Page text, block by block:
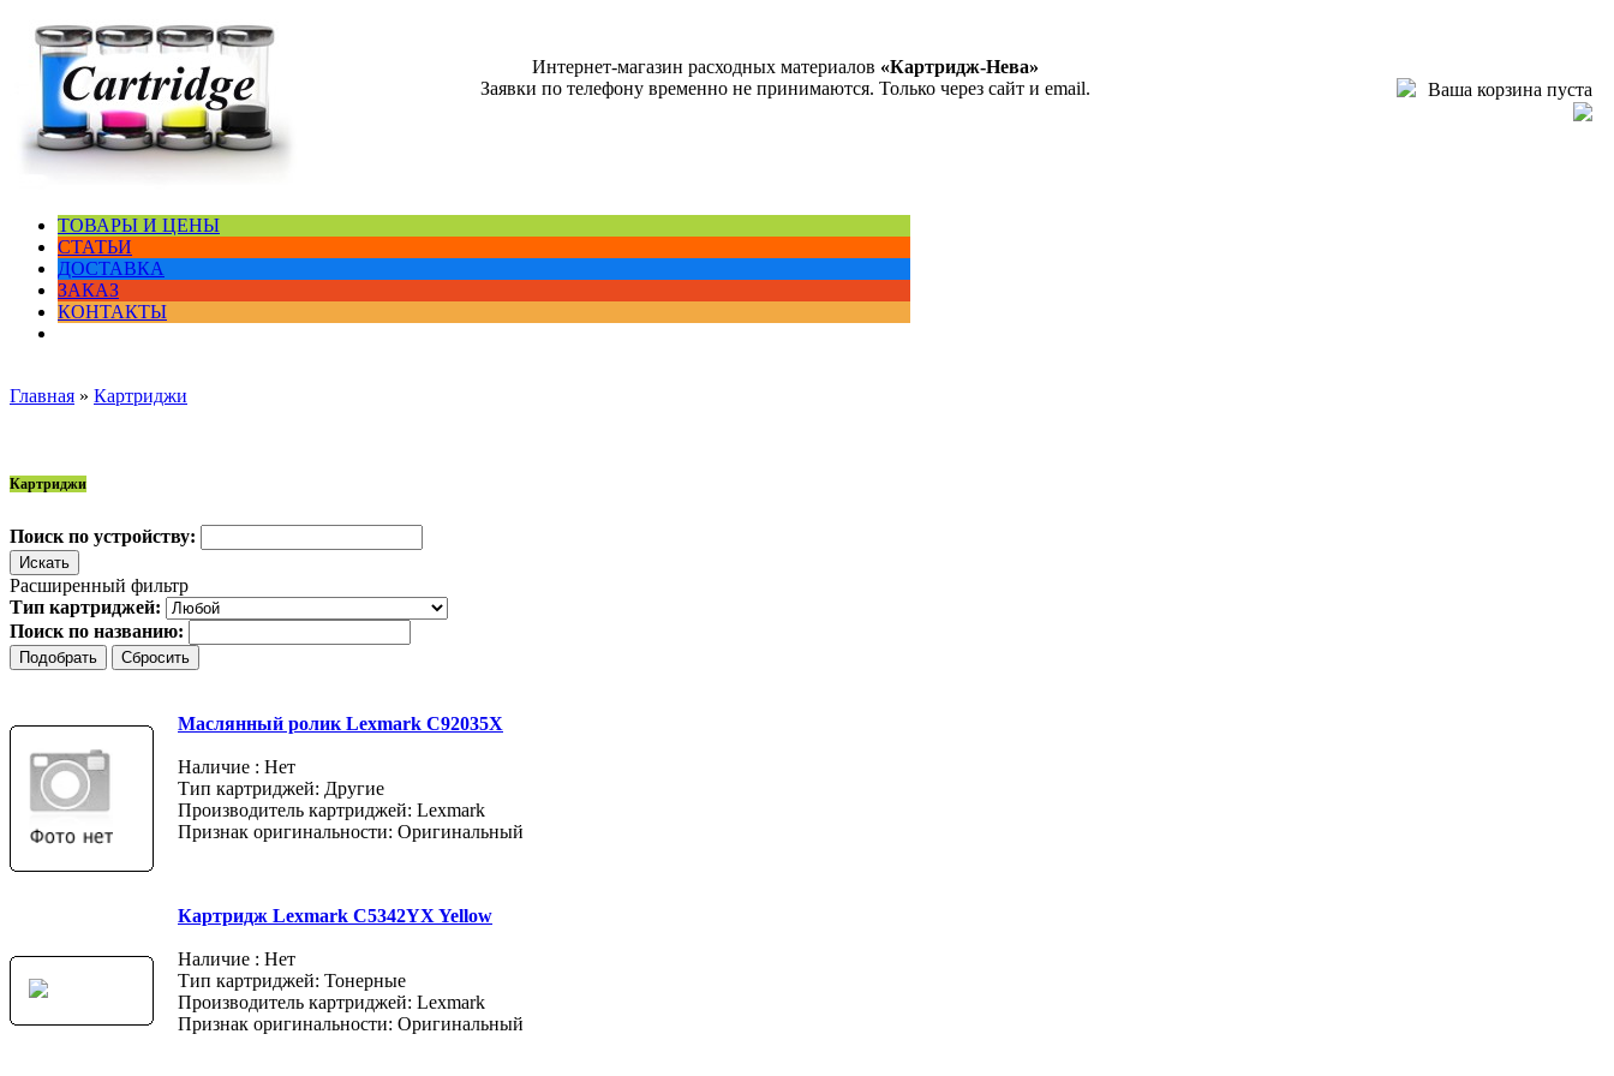
Интернет-магазин расходных материалов «Картридж-Нева»
Заявки по телефону временно не принимаются. Только через сайт и email.
Ваша корзина пуста
ТОВАРЫ И ЦЕНЫ
СТАТЬИ
ДОСТАВКА
ЗАКАЗ
КОНТАКТЫ
Главная » Картриджи
Картриджи
Поиск по устройству:
Расширенный фильтр
Тип картриджей:
Поиск по названию:
Маслянный ролик Lexmark C92035X
Наличие : Нет
Тип картриджей: Другие
Производитель картриджей: Lexmark
Признак оригинальности: Оригинальный
Картридж Lexmark C5342YX Yellow
Наличие : Нет
Тип картриджей: Тонерные
Производитель картриджей: Lexmark
Признак оригинальности: Оригинальный